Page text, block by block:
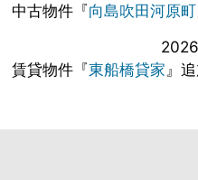
中古物件『向島吹田河原町
賃貸物件『東船橋貸家』